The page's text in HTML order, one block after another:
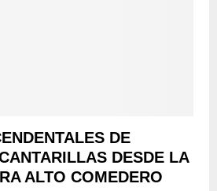
DE
DESDE LA
ALTO COMEDERO